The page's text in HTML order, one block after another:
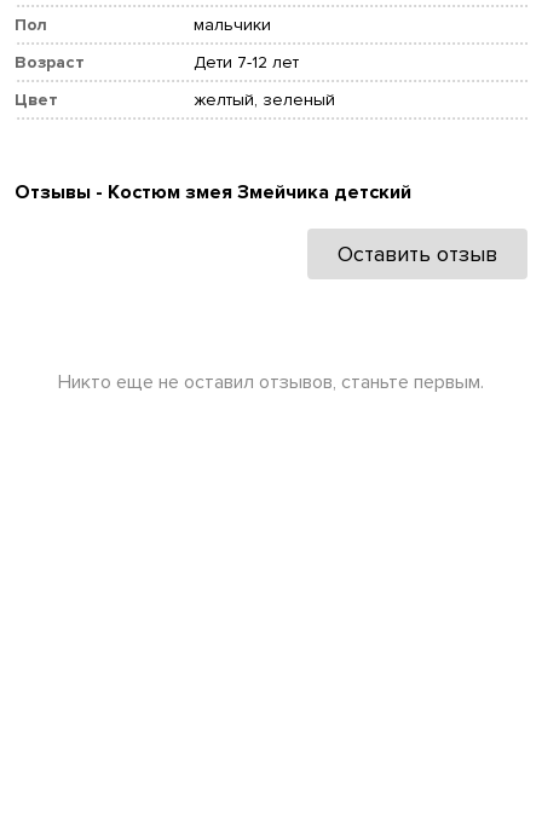
Пол
мальчики
Возраст
Дети 7-12 лет
Цвет
желтый, зеленый
Отзывы - Костюм змея Змейчика детский
Оставить отзыв
Никто еще не оставил отзывов, станьте первым.